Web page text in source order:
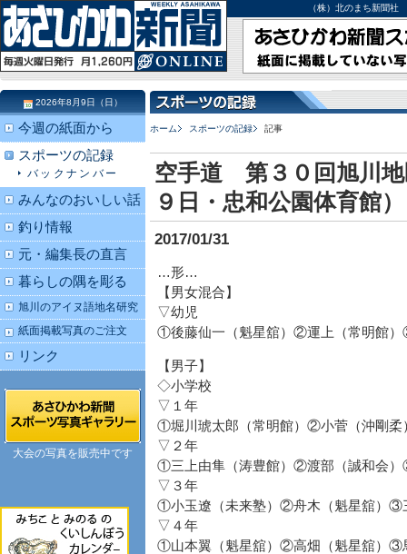
（株）北のまち新聞
ホーム スポーツの記録 記事
空手道 第３０回旭川地
９日・忠和公園体育館）
2017/01/31
…形…
【男女混合】
▽幼児
①後藤仙一（魁星舘）②運上（常明館
【男子】
◇小学校
▽１年
①堀川琥太郎（常明館）②小菅（沖剛
▽２年
①三上由隼（涛豊館）②渡部（誠和会
▽３年
①小玉遼（未来塾）②舟木（魁星舘）③
▽４年
①山本翼（魁星舘）②高畑（魁星舘）③
2026年8月9日（日）
今週の紙面から
スポーツの記録
バックナンバー
みんなのおいしい話
釣り情報
元・編集長の直言
暮らしの隅を彫る
旭川のアイヌ語地名研究
紙面掲載写真のご注文
リンク
大会の写真を販売中です